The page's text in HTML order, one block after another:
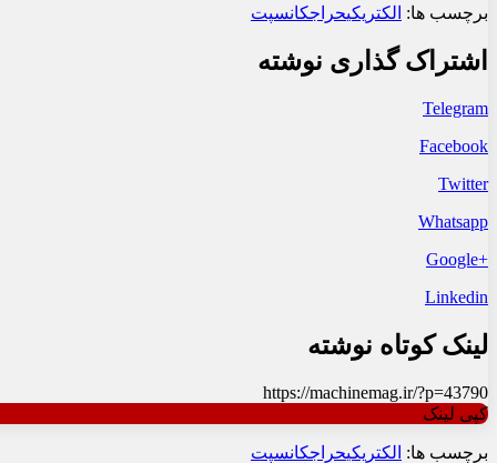
برچسب ها: الکتریکیحراجکانسپت
اشتراک گذاری نوشته
Telegram
Facebook
Twitter
Whatsapp
+Google
Linkedin
لینک کوتاه نوشته
https://machinemag.ir/?p=43790
کپی لینک
برچسب ها: الکتریکیحراجکانسپت